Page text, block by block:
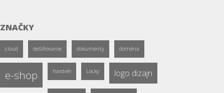
ZNAČKY
cloud dešifrovanie dokumenty doména
e-shop hardvér Locky logo dizajn